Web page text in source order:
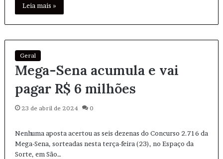
Leia mais »
Geral
Mega-Sena acumula e vai
pagar R$ 6 milhões
23 de abril de 2024 0
Nenhuma aposta acertou as seis dezenas do Concurso 2.716 da
Mega-Sena, sorteadas nesta terça-feira (23), no Espaço da
Sorte, em São…